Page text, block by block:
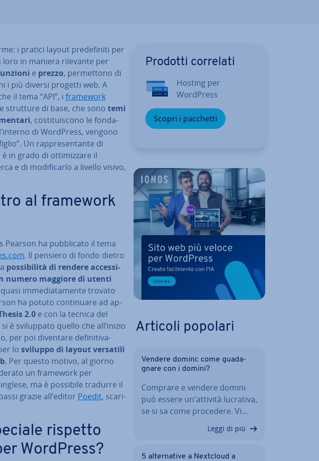
i pratici layout pre­de­fi­ni­ti per
loro in maniera rilevante per
e prezzo, per­met­to­no di
i più diversi progetti web. A
il tema “API”, i framework
strutture di base, che sono temi
, co­sti­tui­sco­no le fon­da­
di WordPress, vengono
Un rap­pre­sen­tan­te di
in grado di ot­ti­miz­za­re il
e di mo­di­fi­car­lo a livello visivo,
al framework
Pearson ha pub­bli­ca­to il tema
. Il pensiero di fondo dietro
pos­si­bi­li­tà di rendere ac­ces­si­
numero maggiore di utenti
im­me­dia­ta­men­te trovato
ha potuto con­ti­nua­re ad ap­
2.0 e con la tecnica del
è svi­lup­pa­to quello che all’inizio
per poi diventare de­fi­ni­ti­va­
lo sviluppo di layout versatili
. Per questo motivo, al giorno
un framework per
ma è possibile tradurre il
grazie all’editor Poedit, sca­ri­
rispetto
WordPress?
Prodotti correlati
Hosting per
WordPress
Scopri i pacchetti
Articoli popolari
Vendere domini: come gua­da­
gna­re con i domini?
Comprare e vendere domini
può essere un'at­ti­vi­tà lucrativa,
se si sa come procedere. Vi…
Leggi di più
5 al­ter­na­ti­ve a Nextcloud a